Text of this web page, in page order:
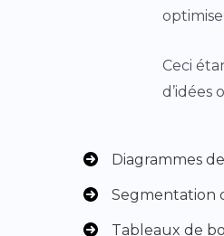
Ceci
d’idées
Diagrammes
Segmentation
Tableaux de